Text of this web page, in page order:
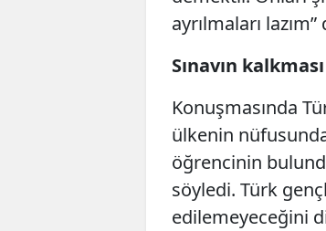
ayrılmaları lazım”
Sınavın
Konuşmasında
ülkenin
öğrencinin
söyledi. Türk
edilemeyeceğini